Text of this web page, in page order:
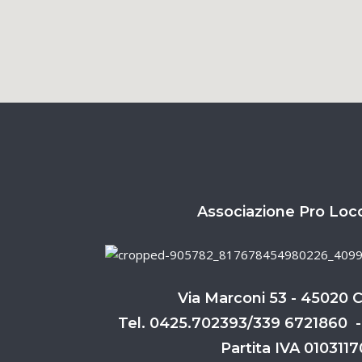
Associazione Pro
Via Marconi 53 - 45020
Tel. 0425.702393/339 6721860
Partita IVA